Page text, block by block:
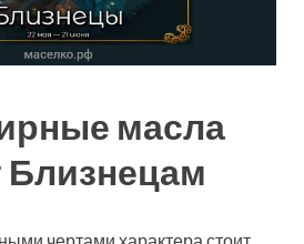
масла
Близнецам